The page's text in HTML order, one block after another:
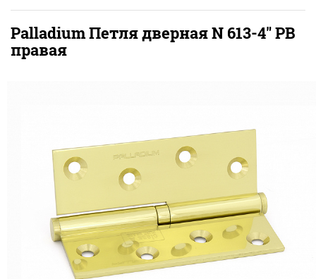
Palladium Петля дверная N 613-4" PB
правая